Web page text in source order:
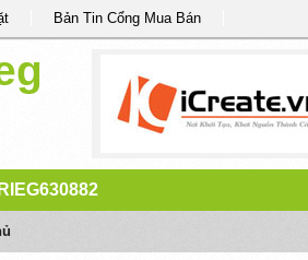
Bản Tin Cổng Mua Bán
RIEG630882